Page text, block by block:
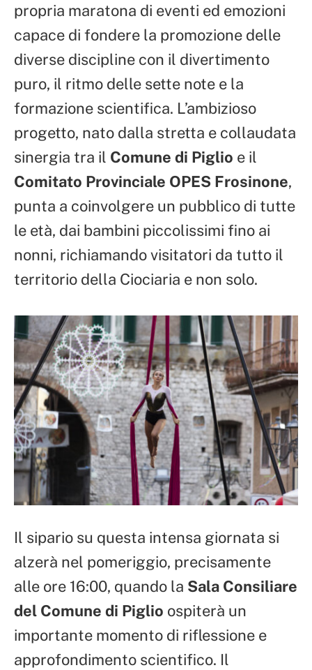
propria maratona di eventi ed emozioni
capace di fondere la promozione delle
diverse discipline con il divertimento
puro, il ritmo delle sette note e la
formazione scientifica. L’ambizioso
progetto, nato dalla stretta e collaudata
sinergia tra il Comune di Piglio e il
Comitato Provinciale OPES Frosinone,
punta a coinvolgere un pubblico di tutte
le età, dai bambini piccolissimi fino ai
nonni, richiamando visitatori da tutto il
territorio della Ciociaria e non solo.
Il sipario su questa intensa giornata si
alzerà nel pomeriggio, precisamente
alle ore 16:00, quando la Sala Consiliare
del Comune di Piglio ospiterà un
importante momento di riflessione e
approfondimento scientifico. Il